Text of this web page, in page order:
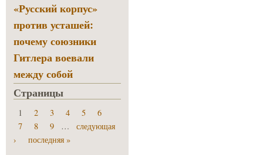
«Русский корпус»
против усташей:
почему союзники
Гитлера воевали
между собой
Страницы
1 2 3 4 5
6
7
8 9 …
следующая
›
последняя »